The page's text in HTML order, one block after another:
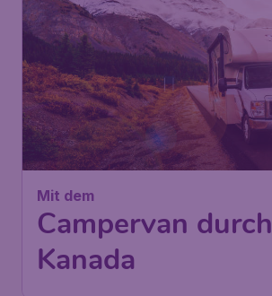
Mit dem
Campervan durch
Kanada